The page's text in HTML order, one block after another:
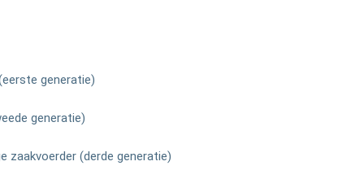
generatie)
generatie)
zaakvoerder (derde generatie)